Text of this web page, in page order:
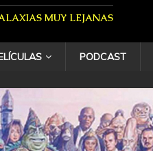
MUY LEJANAS
PODCAST